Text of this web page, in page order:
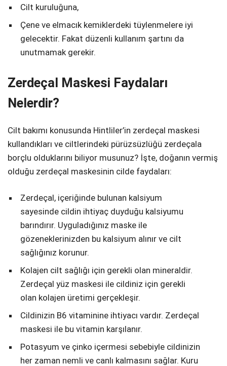
Cilt kuruluğuna,
Çene ve elmacık kemiklerdeki tüylenmelere iyi
gelecektir. Fakat düzenli kullanım şartını da
unutmamak gerekir.
Zerdeçal Maskesi Faydaları
Nelerdir?
Cilt bakımı konusunda Hintliler’in zerdeçal maskesi
kullandıkları ve ciltlerindeki pürüzsüzlüğü zerdeçala
borçlu olduklarını biliyor musunuz? İşte, doğanın vermiş
olduğu zerdeçal maskesinin cilde faydaları:
Zerdeçal, içeriğinde bulunan kalsiyum
sayesinde cildin ihtiyaç duyduğu kalsiyumu
barındırır. Uyguladığınız maske ile
gözeneklerinizden bu kalsiyum alınır ve cilt
sağlığınız korunur.
Kolajen cilt sağlığı için gerekli olan mineraldir.
Zerdeçal yüz maskesi ile cildiniz için gerekli
olan kolajen üretimi gerçekleşir.
Cildinizin B6 vitaminine ihtiyacı vardır. Zerdeçal
maskesi ile bu vitamin karşılanır.
Potasyum ve çinko içermesi sebebiyle cildinizin
her zaman nemli ve canlı kalmasını sağlar. Kuru